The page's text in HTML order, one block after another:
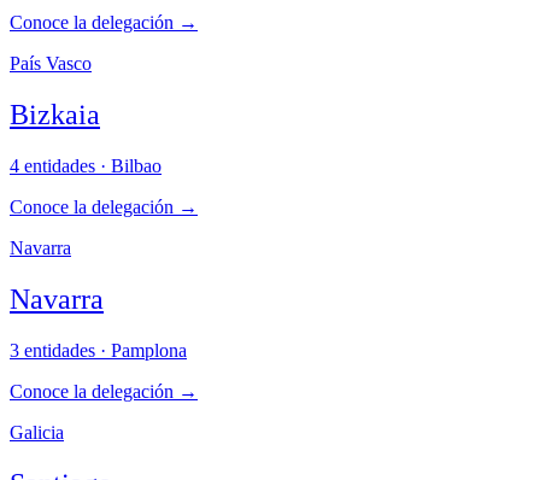
Conoce la delegación →
País Vasco
Bizkaia
4 entidades · Bilbao
Conoce la delegación →
Navarra
Navarra
3 entidades · Pamplona
Conoce la delegación →
Galicia